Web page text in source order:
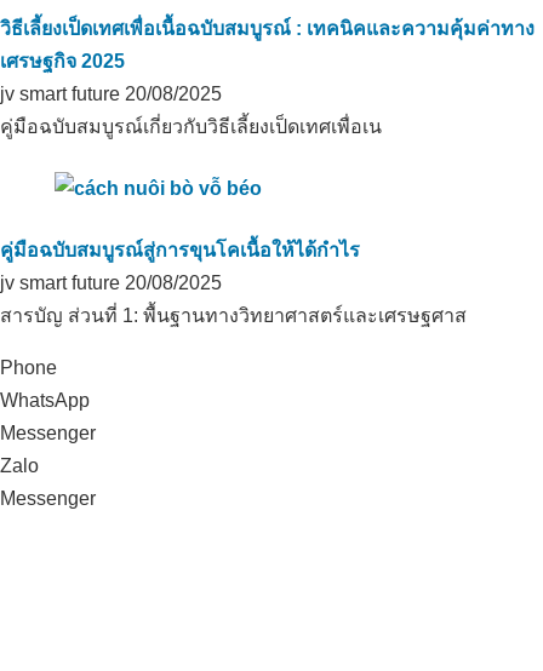
วิธีเลี้ยงเป็ดเทศเพื่อเนื้อฉบับสมบูรณ์ : เทคนิคและความคุ้มค่าทาง
เศรษฐกิจ 2025
jv smart future 20/08/2025
คู่มือฉบับสมบูรณ์เกี่ยวกับวิธีเลี้ยงเป็ดเทศเพื่อเน
คู่มือฉบับสมบูรณ์สู่การขุนโคเนื้อให้ได้กำไร
jv smart future 20/08/2025
สารบัญ ส่วนที่ 1: พื้นฐานทางวิทยาศาสตร์และเศรษฐศาส
Phone
WhatsApp
Messenger
Zalo
Messenger